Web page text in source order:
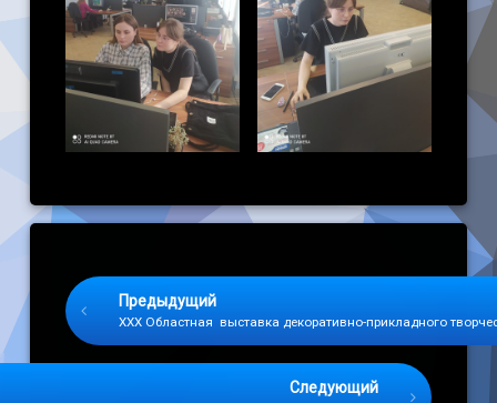
Предыдущий
XXX Областная выставка декоративно-прикладного
Следующий